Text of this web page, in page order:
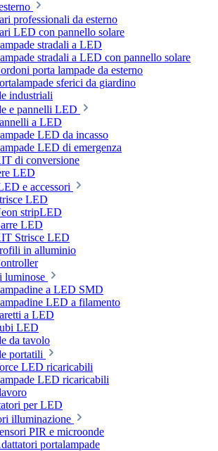
professionali da esterno
LED con pannello solare
stradali a LED
stradali a LED con pannello solare
porta lampade da esterno
sferici da giardino
industriali
e pannelli LED
a LED
LED da incasso
LED di emergenza
di conversione
LED
e accessori
LED
stripLED
LED
Strisce LED
in alluminio
luminose
a LED SMD
LED a filamento
a LED
LED
da tavolo
portatili
LED ricaricabili
LED ricaricabili
per LED
illuminazione
PIR e microonde
portalampade